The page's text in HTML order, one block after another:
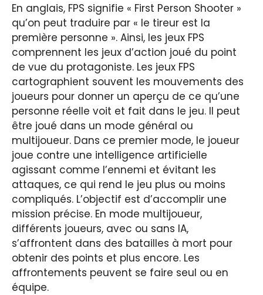
En anglais, FPS signifie « First Person Shooter »
qu’on peut traduire par « le tireur est la
première personne ». Ainsi, les jeux FPS
comprennent les jeux d’action joué du point
de vue du protagoniste. Les jeux FPS
cartographient souvent les mouvements des
joueurs pour donner un aperçu de ce qu’une
personne réelle voit et fait dans le jeu. Il peut
être joué dans un mode général ou
multijoueur. Dans ce premier mode, le joueur
joue contre une intelligence artificielle
agissant comme l’ennemi et évitant les
attaques, ce qui rend le jeu plus ou moins
compliqués. L’objectif est d’accomplir une
mission précise. En mode multijoueur,
différents joueurs, avec ou sans IA,
s’affrontent dans des batailles à mort pour
obtenir des points et plus encore. Les
affrontements peuvent se faire seul ou en
équipe.